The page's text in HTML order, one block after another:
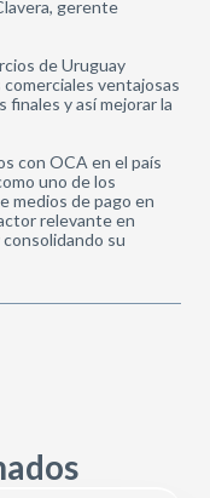
gerente
de Uruguay
ventajosas
finales y así mejorar la
con OCA en el país
uno de los
medios de pago en
relevante en
su